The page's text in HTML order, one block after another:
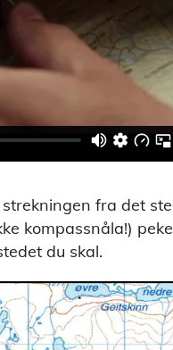
fra det
kompassnåla!)
du skal.